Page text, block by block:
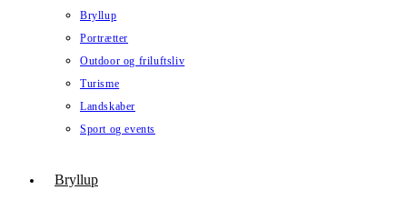
Bryllup
Portrætter
Outdoor og friluftsliv
Turisme
Landskaber
Sport og events
Bryllup